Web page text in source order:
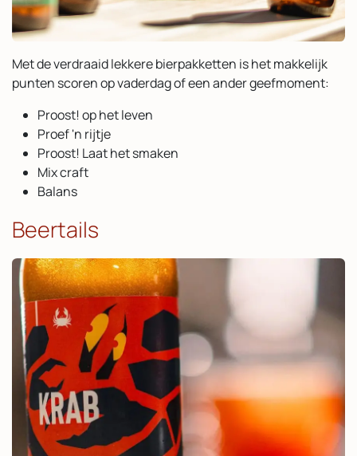
Met de verdraaid lekkere bierpakketten is het makkelijk
punten scoren op vaderdag of een ander geefmoment:
Proost! op het leven
Proef 'n rijtje
Proost! Laat het smaken
Mix craft
Balans
Beertails